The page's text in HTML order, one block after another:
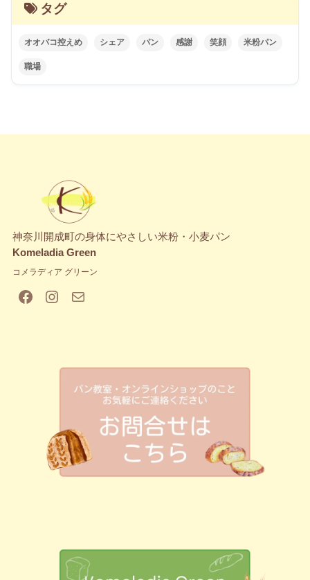
タグ
オオバコ控えめ シェア パン 感謝 笑顔 米粉パン
職場
神奈川開成町の身体にやさしい米粉・小麦パン
Komeladia Green
コメラディア グリーン